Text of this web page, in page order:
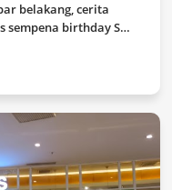
belakang, cerita
sempena birthday S…